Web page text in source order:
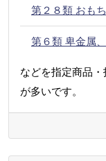
第２８類 おも
第６類 卑金属
などを指定商品
が多いです。